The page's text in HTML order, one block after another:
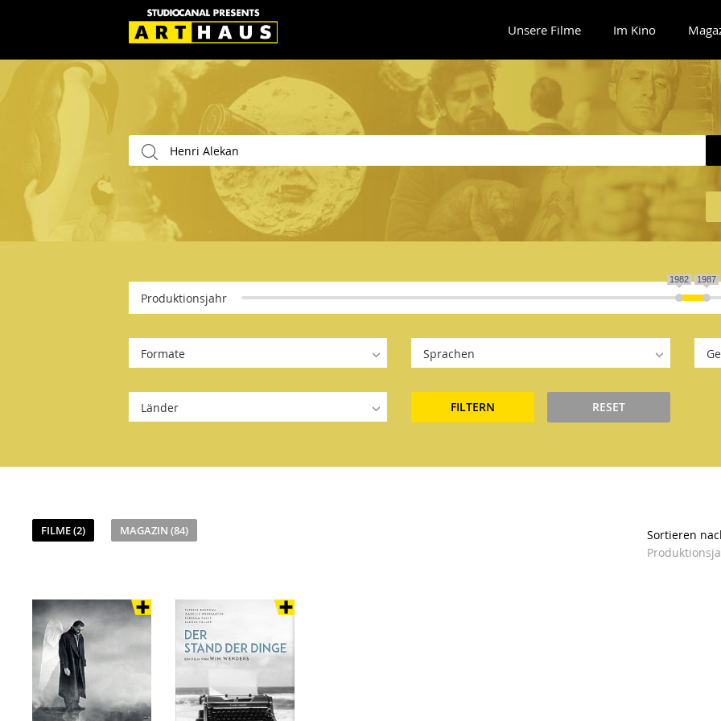
Unsere Filme Im Kino
Produktionsjahr
1982 1987
Formate Sprachen
Länder FILTERN RESET
FILME (2) MAGAZIN (84) Sortieren